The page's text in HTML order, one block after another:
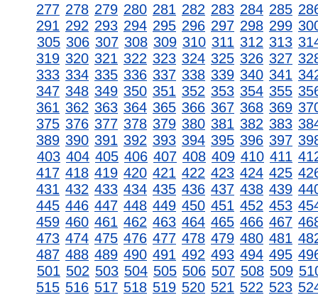
277 278 279 280 281 282 283 284 285
291 292 293 294 295 296 297 298 299
305 306 307 308 309 310 311 312 313
319 320 321 322 323 324 325 326 327
333 334 335 336 337 338 339 340 341
347 348 349 350 351 352 353 354 355
361 362 363 364 365 366 367 368 369
375 376 377 378 379 380 381 382 383
389 390 391 392 393 394 395 396 397
403 404 405 406 407 408 409 410 411
417 418 419 420 421 422 423 424 425
431 432 433 434 435 436 437 438 439
445 446 447 448 449 450 451 452 453
459 460 461 462 463 464 465 466 467
473 474 475 476 477 478 479 480 481
487 488 489 490 491 492 493 494 495
501 502 503 504 505 506 507 508 509
515 516 517 518 519 520 521 522 523